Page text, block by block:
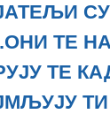
ТЕ
ТЕ